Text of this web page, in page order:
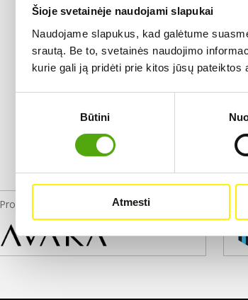
Šioje svetainėje naudojami slapukai
Naudojame slapukus, kad galėtume
srautą. Be to, svetainės naudojimo
kurie gali ją pridėti prie kitos jūsų
Būtini
Atmesti
Projekto partneris